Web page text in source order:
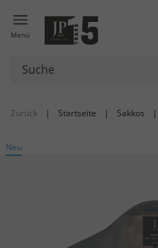
Menü
Zurück | Startseite | Sakkos |
Neu